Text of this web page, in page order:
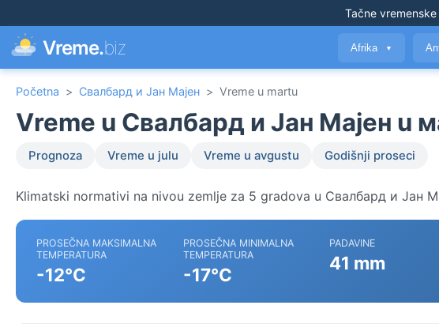
Tačne
Vreme.biz Afrika ▼
Početna > Свалбард и Јан Мајен > Vreme u martu
Vreme u Свалбард и Јан Мајен u
Prognoza Vreme u julu Vreme u avgustu Godišnji proseci
Klimatski normativi na nivou zemlje za 5 gradova u Свалбард и Јан
PROSEČNA MAKSIMALNA
TEMPERATURA
-12°C
PROSEČNA MINIMALNA
TEMPERATURA
-17°C
PADAVINE
41 mm